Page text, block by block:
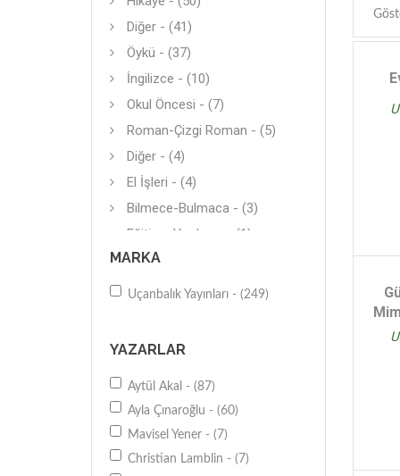
Diğer - (41)
Öykü - (37)
İngilizce - (10)
Okul Öncesi - (7)
Roman-Çizgi Roman - (5)
Diğer - (4)
El İşleri - (4)
Bilmece-Bulmaca - (3)
Eğitime Yardımcı - (1)
Hikaye (Yerli) - (1)
Oyun - (1)
MARKA
Uçanbalık Yayınları - (249)
YAZARLAR
Aytül Akal - (87)
Ayla Çınaroğlu - (60)
Mavisel Yener - (7)
Christian Lamblin - (7)